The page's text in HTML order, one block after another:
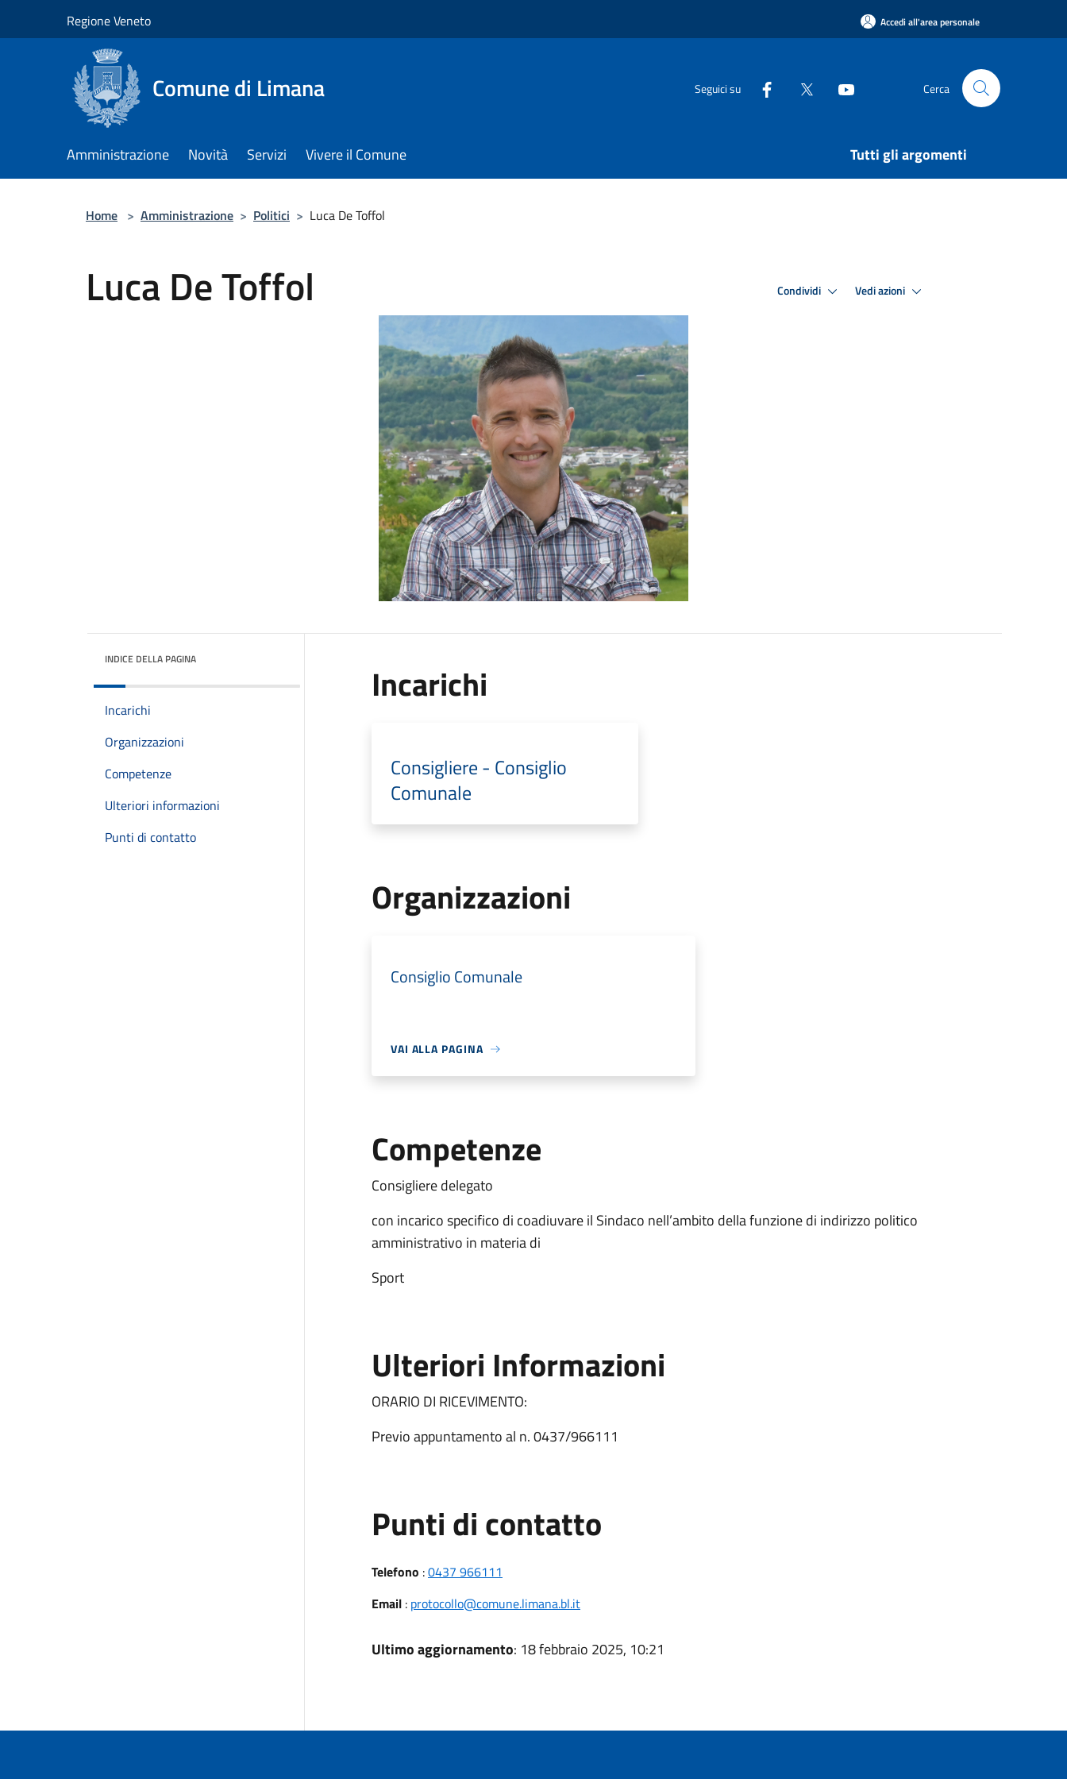
Regione Veneto Accedi all'area personale
Comune di Limana Seguici su Cerca
Amministrazione Novità Servizi Vivere il Comune Tutti gli argomenti
Home > Amministrazione > Politici > Luca De Toffol
Luca De Toffol Condividi Vedi azioni
INDICE DELLA PAGINA
Incarichi
Organizzazioni
Competenze
Ulteriori informazioni
Punti di contatto
Incarichi
Consigliere - Consiglio
Comunale
Organizzazioni
Consiglio Comunale
VAI ALLA PAGINA
Competenze
Consigliere delegato
con incarico specifico di coadiuvare il Sindaco nell’ambito della funzione di indirizzo politico
amministrativo in materia di
Sport
Ulteriori Informazioni
ORARIO DI RICEVIMENTO:
Previo appuntamento al n. 0437/966111
Punti di contatto
Telefono :0437 966111
Email: protocollo@comune.limana.bl.it
Ultimo aggiornamento: 18 febbraio 2025, 10:21